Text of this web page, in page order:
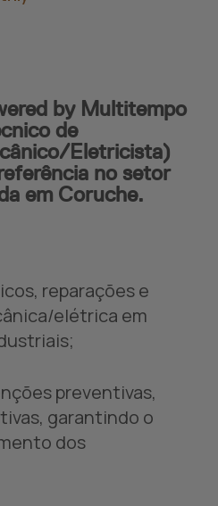
by Multitempo
de
Eletricista)
no setor
em Coruche.
reparações e
elétrica em
preventivas,
garantindo o
dos